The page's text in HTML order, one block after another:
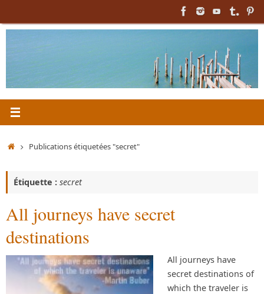
au
AccueilPublications étiquetées "secret"
Étiquette : secret
All journeys have secret
destinations
All journeys have
secret destinations of
which the traveler is